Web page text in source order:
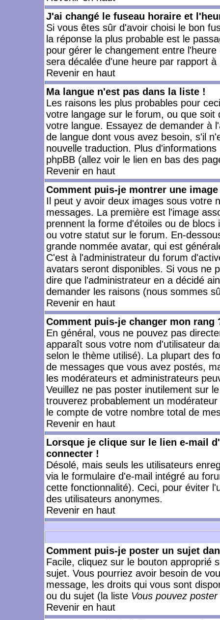
J'ai changé le fuseau horaire et
Si vous êtes sûr d'avoir choisi le bon
la réponse la plus probable est le
pour gérer le changement entre
sera décalée d'une heure par rapport à
Revenir en haut
Ma langue n'est pas dans la liste !
Les raisons les plus probables pour
votre langage sur le forum, ou que
votre langue. Essayez de demander à
de langue dont vous avez besoin, s'il
nouvelle traduction. Plus
phpBB (allez voir le lien en bas des
Revenir en haut
Comment puis-je montrer une
Il peut y avoir deux images sous votre
messages. La première est l'image
prennent la forme d'étoiles ou de
ou votre statut sur le forum. En-
grande nommée avatar, qui est
C'est à l'administrateur du forum
avatars seront disponibles. Si vous ne
dire que l'administrateur en a décidé
demander les raisons (nous sommes
Revenir en haut
Comment puis-je changer mon rang
En général, vous ne pouvez pas
apparaît sous votre nom d'utilisateur
selon le thème utilisé). La plupart des
de messages que vous avez postés,
les modérateurs et administrateurs
Veuillez ne pas poster inutilement sur
trouverez probablement un
le compte de votre nombre total de
Revenir en haut
Lorsque je clique sur le lien e-mail
connecter !
Désolé, mais seuls les utilisateurs
via le formulaire d'e-mail intégré au
cette fonctionnalité). Ceci, pour éviter
des utilisateurs anonymes.
Revenir en haut
Comment puis-je poster un sujet
Facile, cliquez sur le bouton approprié
sujet. Vous pourriez avoir besoin de
message, les droits qui vous sont
ou du sujet (la liste Vous pouvez
Revenir en haut